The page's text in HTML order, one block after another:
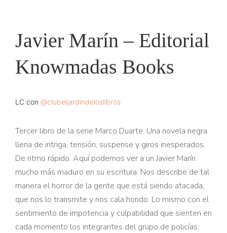
Javier Marín – Editorial
Knowmadas Books
LC con @clubeljardindeloslibros
Tercer libro de la serie Marco Duarte. Una novela negra
llena de intriga, tensión, suspense y giros inesperados.
De ritmo rápido. Aquí podemos ver a un Javier Marín
mucho más maduro en su escritura. Nos describe de tal
manera el horror de la gente que está siendo atacada,
que nos lo transmite y nos cala hondo. Lo mismo con el
sentimiento de impotencia y culpabilidad que sienten en
cada momento los integrantes del grupo de policías.